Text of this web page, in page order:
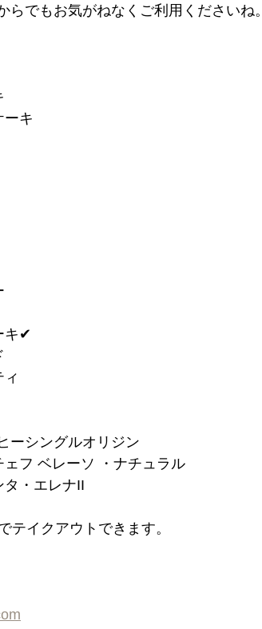
らでもお気がねなくご利用くださいね。
ーキ
キ✔︎
ーシングルオリジン
フ ベレーソ ・ナチュラル
・エレナII
イクアウトできます。